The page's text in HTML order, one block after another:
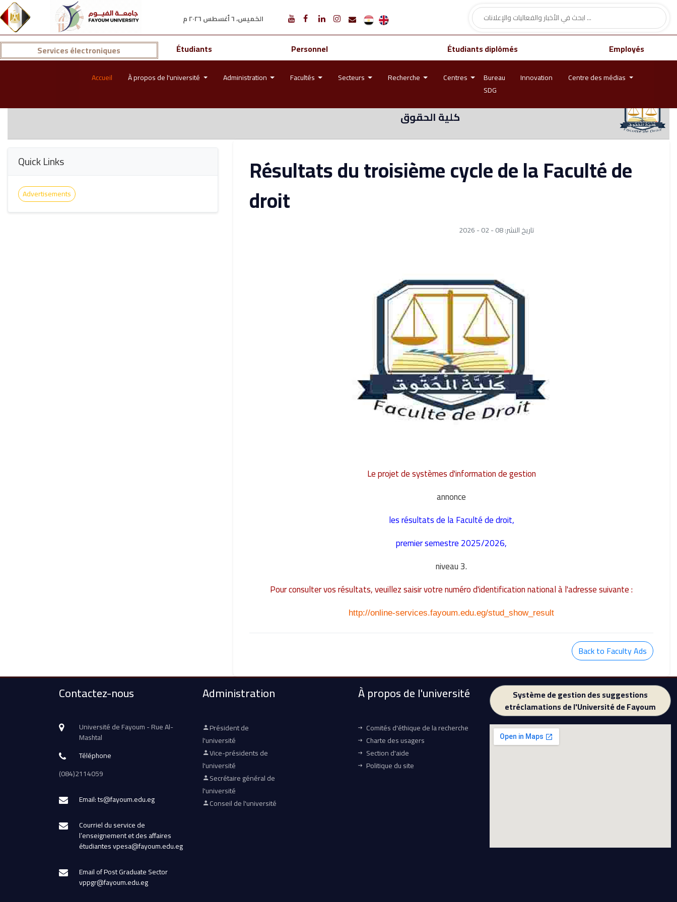
الخميس، ٦ أغسطس ٢٠٢٦ م
Services électroniques Étudiants Personnel Étudiants diplômés Employés
Accueil À propos de l'université Administration Facultés Secteurs Recherche Centres
Bureau
SDG
Innovation Centre des médias
كلية الحقوق
Résultats du troisième cycle de la Faculté de
droit
تاريخ النشر: 08 - 02 - 2026
Le projet de systèmes d'information de gestion
annonce
les résultats de la Faculté de droit,
premier semestre 2025/2026,
niveau 3.
Pour consulter vos résultats, veuillez saisir votre numéro d'identification national à l'adresse suivante :
http://online-services.fayoum.edu.eg/stud_show_result
Back to Faculty Ads
Quick Links
Advertisements
Contactez-nous
Université de Fayoum - Rue Al-
Mashtal
Téléphone
(084)2114059
Email: ts@fayoum.edu.eg
Courriel du service de
l’enseignement et des affaires
étudiantes vpesa@fayoum.edu.eg
Email of Post Graduate Sector
vppgr@fayoum.edu.eg
Administration
Président de
l'université
Vice-présidents de
l'université
Secrétaire général de
l'université
Conseil de l'université
À propos de l'université
Comités d'éthique de la recherche
Charte des usagers
Section d'aide
Politique du site
Système de gestion des suggestions
etréclamations de l'Université de Fayoum